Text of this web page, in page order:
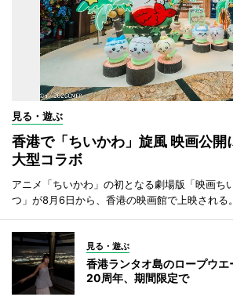
見る・遊ぶ
香港で「ちいかわ」旋風 映画公開
大型コラボ
アニメ「ちいかわ」の初となる劇場版「映画ち
つ」が8月6日から、香港の映画館で上映される。
見る・遊ぶ
香港ランタオ島のロープウ
20周年、期間限定で